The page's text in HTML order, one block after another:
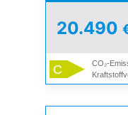
20.490
C
CO₂-